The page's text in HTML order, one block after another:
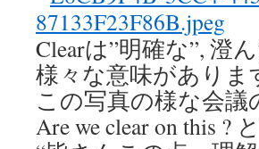
Clearは”明確な”, 澄
様々な意味がありま
この写真の様な会議
Are we clear on this ?